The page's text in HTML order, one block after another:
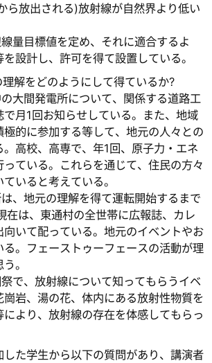
ら放出される)放射線が自然界より低い
量目標値を定め、それに適合するよ
設計し、許可を得て設置している。
解をどのようにして得ているか?
大間発電所について、関係する道路工
月1回お知らせしている。また、地域
極的に参加する等して、地元の人々との
高校、高専で、年1回、原子力・エネ
っている。これらを通じて、住民の方々
いると考えている。
、地元の理解を得て運転開始するまで
在は、東通村の全世帯に広報誌、カレ
向いて配っている。地元のイベントやお
。フェーストゥーフェースの活動が理
。
で、放射線について知ってもらうイベ
崗岩、湯の花、体内にある放射性物質を
より、放射線の存在を体感してもらっ
た学生から以下の質問があり、講演者